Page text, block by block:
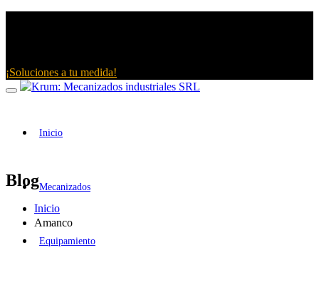
¡Soluciones a tu medida!
Inicio
Mecanizados
Equipamiento
Blog
Inicio
Amanco